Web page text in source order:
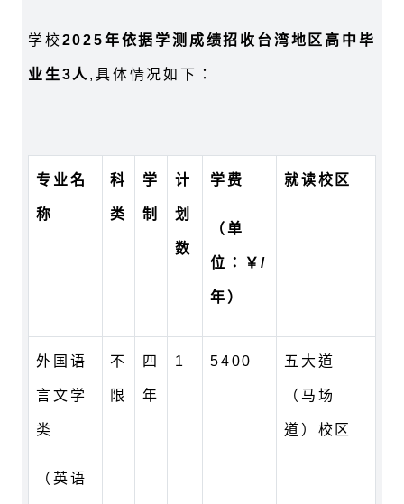
学校2025年依据学测成绩招收台湾地区高中毕
业生3人 ,具体情况如下：
专业名
称
科
类
学
制
计
划
数
学费
（单
位： ￥/
年）
就读校区
外国语
言文学
类
（英语
不
限
四
年
1 5400 五大道
（马场
道）校区